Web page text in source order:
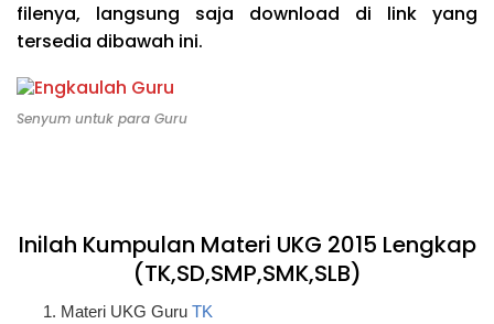
filenya, langsung saja download di link yang
tersedia dibawah ini.
Senyum untuk para Guru
Inilah Kumpulan Materi UKG 2015 Lengkap
(TK,SD,SMP,SMK,SLB)
Materi UKG Guru TK